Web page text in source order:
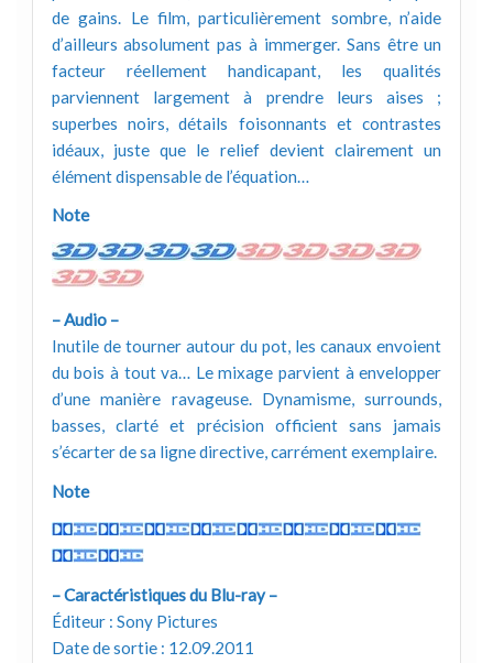
de gains. Le film, particulièrement sombre, n’aide
d’ailleurs absolument pas à immerger. Sans être un
facteur réellement handicapant, les qualités
parviennent largement à prendre leurs aises ;
superbes noirs, détails foisonnants et contrastes
idéaux, juste que le relief devient clairement un
élément dispensable de l’équation…
Note
– Audio –
Inutile de tourner autour du pot, les canaux envoient
du bois à tout va… Le mixage parvient à envelopper
d’une manière ravageuse. Dynamisme, surrounds,
basses, clarté et précision officient sans jamais
s’écarter de sa ligne directive, carrément exemplaire.
Note
– Caractéristiques du Blu-ray –
Éditeur : Sony Pictures
Date de sortie : 12.09.2011